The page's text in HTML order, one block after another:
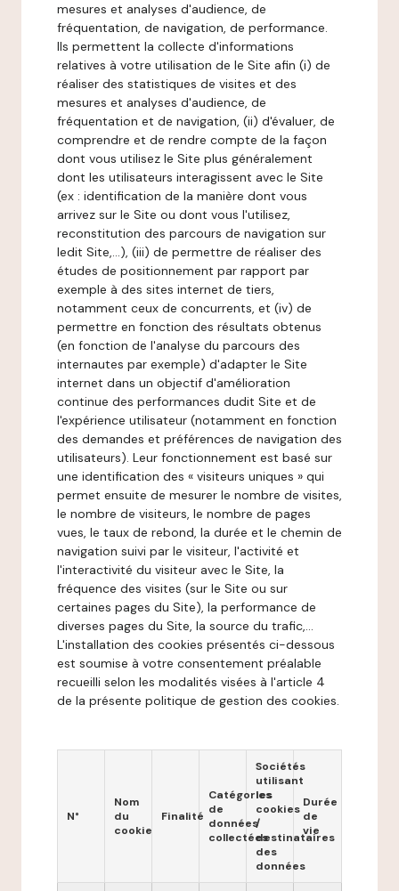
mesures et analyses d'audience, de
fréquentation, de navigation, de performance.
Ils permettent la collecte d'informations
relatives à votre utilisation de le Site afin (i) de
réaliser des statistiques de visites et des
mesures et analyses d'audience, de
fréquentation et de navigation, (ii) d'évaluer, de
comprendre et de rendre compte de la façon
dont vous utilisez le Site plus généralement
dont les utilisateurs interagissent avec le Site
(ex : identification de la manière dont vous
arrivez sur le Site ou dont vous l'utilisez,
reconstitution des parcours de navigation sur
ledit Site,...), (iii) de permettre de réaliser des
études de positionnement par rapport par
exemple à des sites internet de tiers,
notamment ceux de concurrents, et (iv) de
permettre en fonction des résultats obtenus
(en fonction de l'analyse du parcours des
internautes par exemple) d'adapter le Site
internet dans un objectif d'amélioration
continue des performances dudit Site et de
l'expérience utilisateur (notamment en fonction
des demandes et préférences de navigation des
utilisateurs). Leur fonctionnement est basé sur
une identification des « visiteurs uniques » qui
permet ensuite de mesurer le nombre de visites,
le nombre de visiteurs, le nombre de pages
vues, le taux de rebond, la durée et le chemin de
navigation suivi par le visiteur, l'activité et
l'interactivité du visiteur avec le Site, la
fréquence des visites (sur le Site ou sur
certaines pages du Site), la performance de
diverses pages du Site, la source du trafic,...
L'installation des cookies présentés ci-dessous
est soumise à votre consentement préalable
recueilli selon les modalités visées à l'article 4
de la présente politique de gestion des cookies.
N°
Nom
du
cookie
Finalité
Catégories
de
données
collectées
Sociétés
utilisant
les
cookies
/
destinataires
des
données
Durée
de
vie